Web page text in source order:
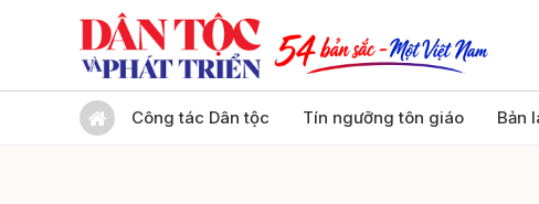
Công tác Dân tộc Tín ngưỡng tôn giáo Bản
Gửi